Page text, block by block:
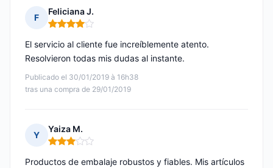
F
Feliciana J.
Nota: 4 de 5
Publicado el 30/01/2019 à 16h38
tras una compra de 29/01/2019
El servicio al cliente fue increíblemente atento.
Resolvieron todas mis dudas al instante.
Y
Yaiza M.
Nota: 3 de 5
Productos de embalaje robustos y fiables. Mis artículos